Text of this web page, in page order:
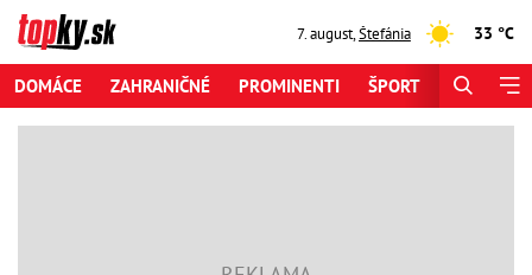
7. august,Štefánia 33 °C
DOMÁCE ZAHRANIČNÉ PROMINENTI ŠPORT